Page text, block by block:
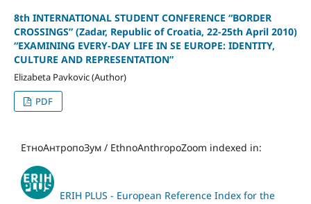
8th INTERNATIONAL STUDENT CONFERENCE “BORDER
CROSSINGS” (Zadar, Republic of Croatia, 22-25th April 2010)
“EXAMINING EVERY-DAY LIFE IN SE EUROPE: IDENTITY,
CULTURE AND REPRESENTATION”
Elizabeta Pavkovic (Author)
PDF
ЕтноАнтропоЗум / EthnoAnthropoZoom indexed in:
ERIH PLUS - European Reference Index for the